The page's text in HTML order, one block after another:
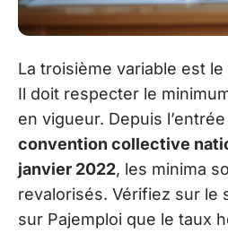
La troisième variable est
Il doit respecter le
en vigueur. Depuis
convention collective
janvier 2022, les minima
revalorisés. Vérifiez sur le
sur Pajemploi que le taux